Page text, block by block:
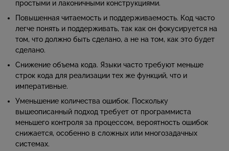
простыми и лаконичными конструкциями.
Повышенная читаемость и поддерживаемость. Код часто
легче понять и поддерживать, так как он фокусируется на
том, что должно быть сделано, а не на том, как это будет
сделано.
Снижение объема кода. Языки часто требуют меньше
строк кода для реализации тех же функций, что и
императивные.
Уменьшение количества ошибок. Поскольку
вышеописанный подход требует от программиста
меньшего контроля за процессом, вероятность ошибок
снижается, особенно в сложных или многозадачных
системах.